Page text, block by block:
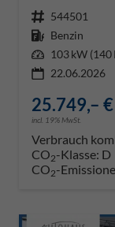
Fahrzeugnr. 544501
Kraftstoff Benzin
Leistung 103 kW (140
22.06.2026
25.749,– €
incl. 19% MwSt.
Verbrauch
CO2-Klasse: D
CO2-